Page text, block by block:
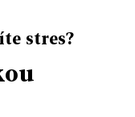
stres?